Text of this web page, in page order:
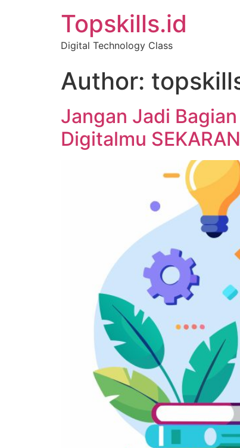
Topskills.id
Digital Technology Class
Author:
Jangan Jadi
Digitalmu